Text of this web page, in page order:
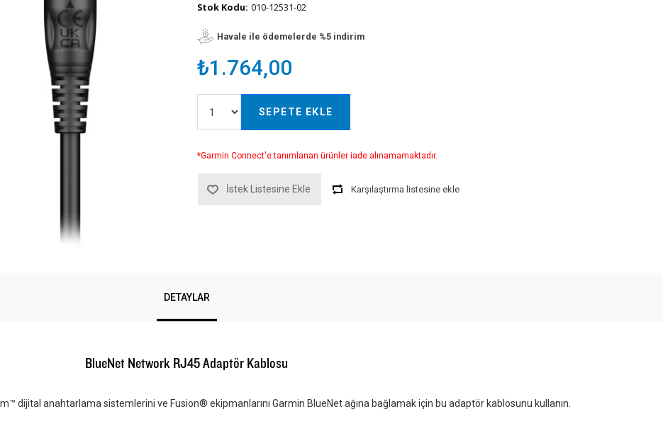
Stok Kodu: 010-12531-02
Havale ile ödemelerde %5 indirim
₺1.764,00
SEPETE EKLE
*Garmin Connect'e tanımlanan ürünler iade alınamamaktadır.
İstek Listesine Ekle Karşılaştırma listesine ekle
DETAYLAR
BlueNet Network RJ45 Adaptör Kablosu
dijital anahtarlama sistemlerini ve Fusion® ekipmanlarını Garmin BlueNet ağına bağlamak için bu adaptör kablosunu kullanın.